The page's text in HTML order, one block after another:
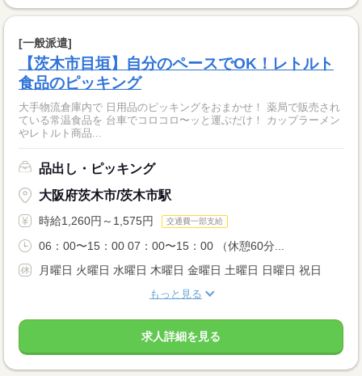
[一般派遣]
【茨木市目垣】自分のペースでOK！レトルト
食品のピッキング
大手物流倉庫内で 日用品のピッキングをおまかせ！ 薬局で販売され
ている常温食品を 台車でコロコロ〜ッと運ぶだけ！ カップラーメン
やレトルト商品...
品出し・ピッキング
大阪府茨木市/茨木市駅
時給1,260円～1,575円 交通費一部支給
06：00〜15：00 07：00〜15：00 （休憩60分...
月曜日 火曜日 水曜日 木曜日 金曜日 土曜日 日曜日 祝日
もっと見る
求人詳細を見る